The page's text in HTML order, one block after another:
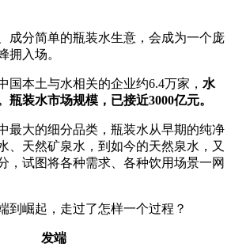
成分简单的瓶装水生意，会成为一个庞
拥入场。
国本土与水相关的企业约6.4万家， 水
瓶装水市场规模，已接近3000亿元。
最大的细分品类，瓶装水从早期的纯净
、天然矿泉水，到如今的天然泉水，又
，试图将各种需求、各种饮用场景一网
到崛起，走过了怎样一个过程？
发端